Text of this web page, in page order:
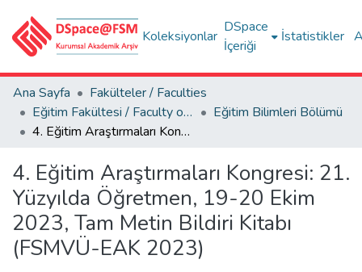
Koleksiyonlar
DSpace
İçeriği
İstatistikler
Ana Sayfa
Fakülteler / Faculties
Eğitim Fakültesi / Faculty of Education
Eğitim Bilimleri Bölümü
4. Eğitim Araştırmaları Kongresi: 21. Yüzyılda Öğretmen, 19-20 Ekim 2023, Tam Metin Bildiri Kitabı (FSMVÜ-EAK 2023)
4. Eğitim Araştırmaları Kongresi: 21.
Yüzyılda Öğretmen, 19-20 Ekim
2023, Tam Metin Bildiri Kitabı
(FSMVÜ-EAK 2023)